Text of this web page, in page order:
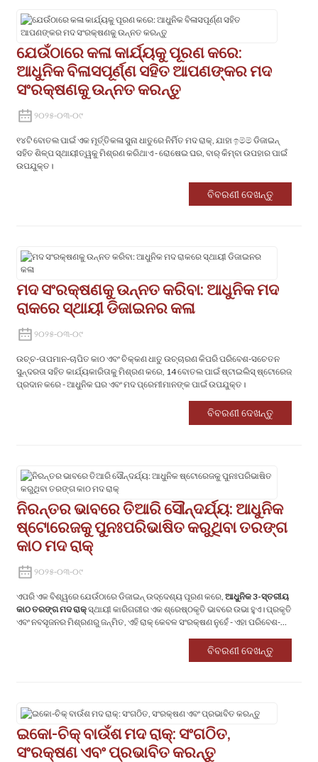
ଯେଉଁଠାରେ କଳା କାର୍ଯ୍ୟକୁ ପୂରଣ କରେ:
ଆଧୁନିକ ବିଳାସପୂର୍ଣ୍ଣ ସହିତ ଆପଣଙ୍କର ମଦ
ସଂରକ୍ଷଣକୁ ଉନ୍ନତ କରନ୍ତୁ
୨୦୨୫-୦୩-୦୯
୧୪ଟି ବୋତଲ ପାଇଁ ଏକ ମୂର୍ତ୍ତିକଳା ସୁନା ଧାତୁରେ ନିର୍ମିତ ମଦ ରାକ୍, ଯାହା ඉම්ම් ଡିଜାଇନ୍
ସହିତ ଶିଳ୍ପ ସ୍ଥାୟୀତ୍ୱକୁ ମିଶ୍ରଣ କରିଥାଏ - ରୋଷେଇ ଘର, ବାର୍ କିମ୍ବା ଉପହାର ପାଇଁ
ଉପଯୁକ୍ତ।
ବିବରଣୀ ଦେଖନ୍ତୁ
ମଦ ସଂରକ୍ଷଣକୁ ଉନ୍ନତ କରିବା: ଆଧୁନିକ ମଦ
ରାକରେ ସ୍ଥାୟୀ ଡିଜାଇନର କଳା
୨୦୨୫-୦୩-୦୯
ଉଚ୍ଚ-ତାପମାନ-ଚାପିତ କାଠ ଏବଂ ଚିକ୍କଣ ଧାତୁ ଉଚ୍ଚାରଣ କିପରି ପରିବେଶ-ସଚେତନ
ସୁନ୍ଦରତା ସହିତ କାର୍ଯ୍ୟକାରିତାକୁ ମିଶ୍ରଣ କରେ, 14 ବୋତଲ ପାଇଁ ଷ୍ଟାଇଲିସ୍ ଷ୍ଟୋରେଜ୍
ପ୍ରଦାନ କରେ - ଆଧୁନିକ ଘର ଏବଂ ମଦ ପ୍ରେମୀମାନଙ୍କ ପାଇଁ ଉପଯୁକ୍ତ।
ବିବରଣୀ ଦେଖନ୍ତୁ
‌ନିରନ୍ତର ଭାବରେ ତିଆରି ସୌନ୍ଦର୍ଯ୍ୟ: ଆଧୁନିକ
ଷ୍ଟୋରେଜକୁ ପୁନଃପରିଭାଷିତ କରୁଥିବା ତରଙ୍ଗ
କାଠ ମଦ ରାକ୍‌ ‌
୨୦୨୫-୦୩-୦୯
ଏପରି ଏକ ବିଶ୍ୱରେ ଯେଉଁଠାରେ ଡିଜାଇନ୍ ଉଦ୍ଦେଶ୍ୟ ପୂରଣ କରେ, ‌ ଆଧୁନିକ 3-ସ୍ତରୀୟ
କାଠ ତରଙ୍ଗ ମଦ ରାକ୍‌ ସ୍ଥାୟୀ କାରିଗରୀର ଏକ ଶ୍ରେଷ୍ଠକୃତି ଭାବରେ ଉଭା ହୁଏ। ପ୍ରକୃତି
ଏବଂ ନବସୃଜନର ମିଶ୍ରଣରୁ ଜନ୍ମିତ, ଏହି ରାକ୍ କେବଳ ସଂରକ୍ଷଣ ନୁହେଁ - ଏହା ପରିବେଶ-
ବିବରଣୀ ଦେଖନ୍ତୁ
‌ଇକୋ-ଚିକ୍ ବାଉଁଶ ମଦ ରାକ୍: ସଂଗଠିତ,
ସଂରକ୍ଷଣ ଏବଂ ପ୍ରଭାବିତ କରନ୍ତୁ